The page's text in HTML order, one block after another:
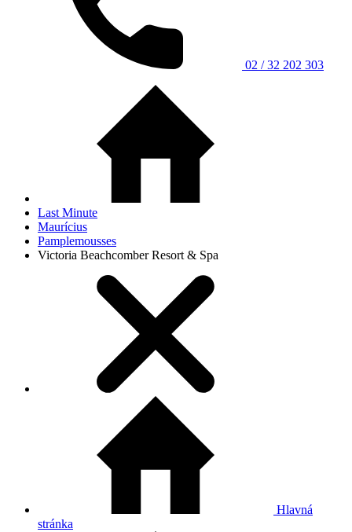
02 / 32 202 303
Last Minute
Maurícius
Pamplemousses
Victoria Beachcomber Resort & Spa
Hlavná
stránka